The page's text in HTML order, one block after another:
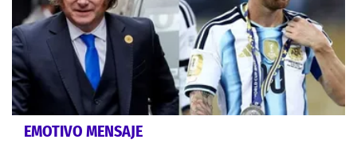
EMOTIVO MENSAJE